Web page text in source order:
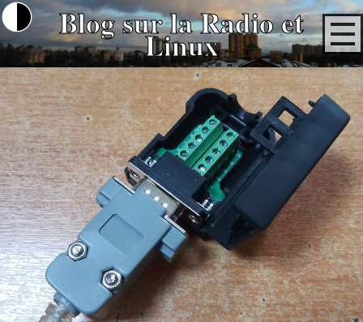
Blog sur la Radio et
Linux